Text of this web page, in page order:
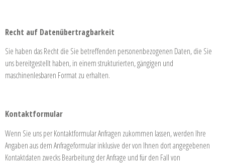
Recht auf Datenübertragbarkeit
Sie haben das Recht die Sie betreffenden personenbezogenen Daten, die Sie
uns bereitgestellt haben, in einem strukturierten, gängigen und
maschinenlesbaren Format zu erhalten.
Kontaktformular
Wenn Sie uns per Kontaktformular Anfragen zukommen lassen, werden Ihre
Angaben aus dem Anfrageformular inklusive der von Ihnen dort angegebenen
Kontaktdaten zwecks Bearbeitung der Anfrage und für den Fall von